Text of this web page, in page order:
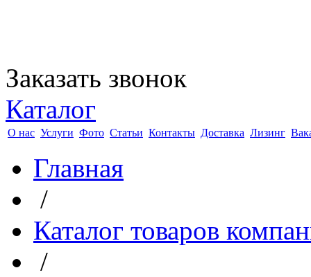
Заказать звонок
Каталог
О нас Услуги Фото Статьи Контакты Доставка Лизинг
Главная
/
Каталог товаров
/